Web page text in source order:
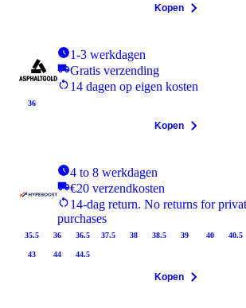
Kopen
1-3 werkdagen
Gratis verzending
14 dagen op eigen kosten
36
Kopen
4 to 8 werkdagen
€20 verzendkosten
14-dag return. No returns for
purchases
35.5 36 36.5 37.5 38 38.5 39 40 40.5
43 44 44.5
Kopen